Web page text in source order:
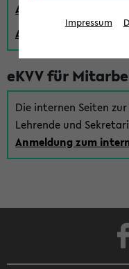
Anmeldung über
Anlegen eines neuen
eKVV für
Die internen Seiten
Lehrende und
Anmeldung zum
Impressum